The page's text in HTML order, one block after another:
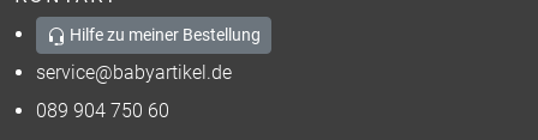
Hilfe zu meiner Bestellung
service@babyartikel.de
089 904 750 60